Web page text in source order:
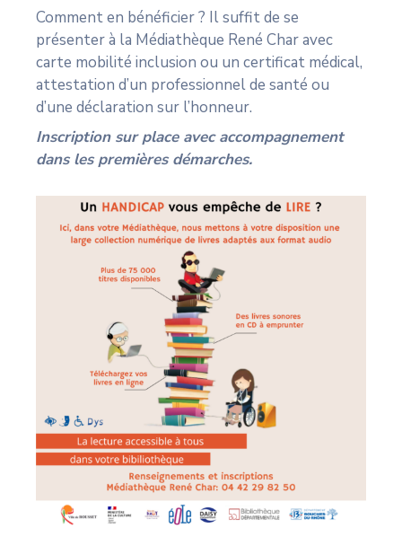
Comment en bénéficier ? Il suffit de se
présenter à la Médiathèque René Char avec
carte mobilité inclusion ou un certificat médical,
attestation d’un professionnel de santé ou
d’une déclaration sur l’honneur.
Inscription sur place avec accompagnement
dans les premières démarches.